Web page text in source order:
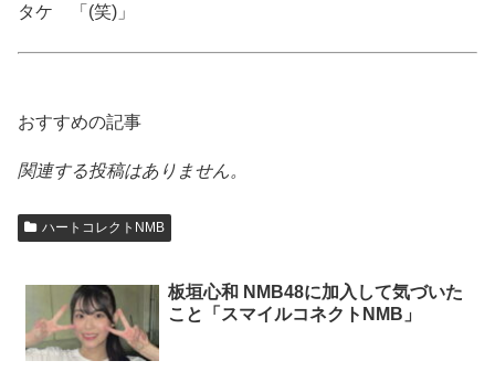
タケ 「(笑)」
おすすめの記事
関連する投稿はありません。
ハートコレクトNMB
板垣心和 NMB48に加入して気づいた
こと「スマイルコネクトNMB」